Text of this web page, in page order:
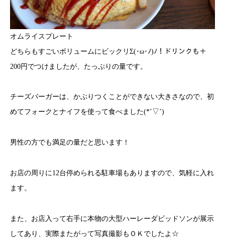
オムライスプレート
どちらもすごいボリュームにビックリΣ(･ω･ﾉ)ﾉ！ドリンクも＋
200円でつけましたが、たっぷりの量です。
チーズバーガーは、かぶりつくことができない大きさなので、初
めてフォークとナイフを使って食べました(*’▽’)
男性の方でも満足の量だと思います！
お店の周りに12台停められる駐車場もありますので、気軽に入れ
ます。
また、お店入って右手に本物の大型ハーレーダビッドソンが展示
してあり、実際またがって写真撮影もＯＫでしたよ☆